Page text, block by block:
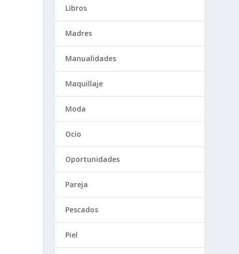
Libros
Madres
Manualidades
Maquillaje
Moda
Ocio
Oportunidades
Pareja
Pescados
Piel